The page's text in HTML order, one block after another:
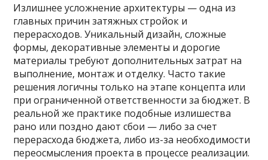
Излишнее усложнение архитектуры — одна из
главных причин затяжных стройок и
перерасходов. Уникальный дизайн, сложные
формы, декоративные элементы и дорогие
материалы требуют дополнительных затрат на
выполнение, монтаж и отделку. Часто такие
решения логичны только на этапе концепта или
при ограниченной ответственности за бюджет. В
реальной же практике подобные излишества
рано или поздно дают сбои — либо за счет
перерасхода бюджета, либо из-за необходимости
переосмысления проекта в процессе реализации.